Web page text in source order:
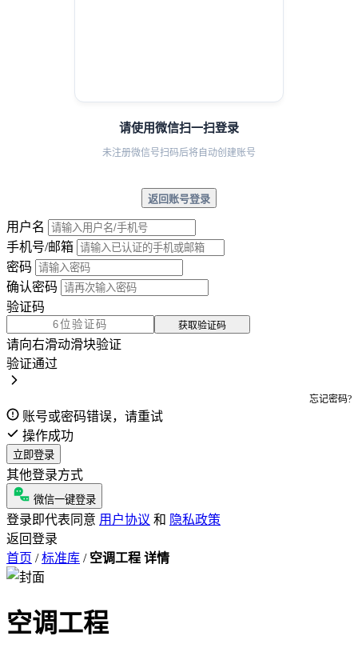
请使用微信扫一扫登录
未注册微信号扫码后将自动创建账号
返回账号登录
用户名
手机号/邮箱
密码
确认密码
验证码
获取验证码
请向右滑动滑块验证
验证通过
忘记密码?
账号或密码错误，请重试
操作成功
立即登录
其他登录方式
微信一键登录
登录即代表同意 用户协议 和 隐私政策
返回登录
首页 / 标准库 / 空调工程 详情
空调工程